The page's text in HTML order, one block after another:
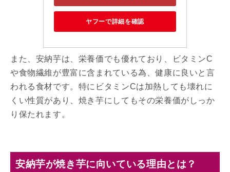
ヤフーで詳細を確認
また、安納芋は、栄養価でも優れており、ビタミンC
や食物繊維が豊富に含まれている為、健康に良いと言
われる食材です。特にビタミンCは加熱しても壊れに
くい性質があり、焼き芋にしてもその栄養価がしっか
り保たれます。
安納芋が焼き芋に向いている理由とは？